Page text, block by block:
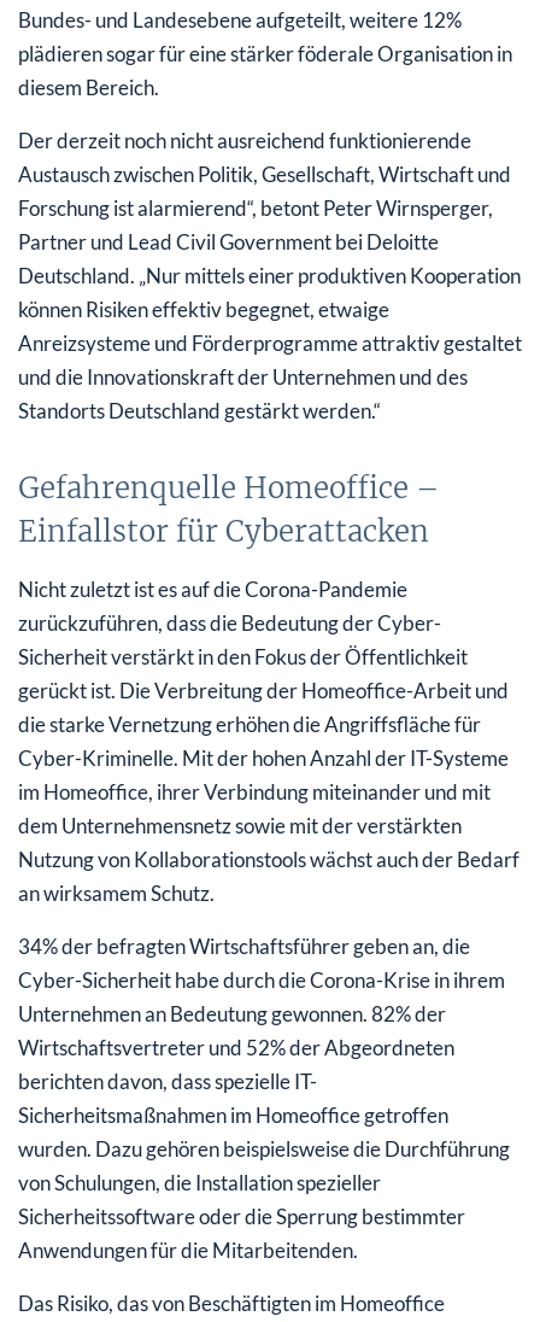
Bundes- und Landesebene aufgeteilt, weitere 12%
plädieren sogar für eine stärker föderale Organisation in
diesem Bereich.
Der derzeit noch nicht ausreichend funktionierende
Austausch zwischen Politik, Gesellschaft, Wirtschaft und
Forschung ist alarmierend“, betont Peter Wirnsperger,
Partner und Lead Civil Government bei Deloitte
Deutschland. „Nur mittels einer produktiven Kooperation
können Risiken effektiv begegnet, etwaige
Anreizsysteme und Förderprogramme attraktiv gestaltet
und die Innovationskraft der Unternehmen und des
Standorts Deutschland gestärkt werden.“
Gefahrenquelle Homeoffice –
Einfallstor für Cyberattacken
Nicht zuletzt ist es auf die Corona-Pandemie
zurückzuführen, dass die Bedeutung der Cyber-
Sicherheit verstärkt in den Fokus der Öffentlichkeit
gerückt ist. Die Verbreitung der Homeoffice-Arbeit und
die starke Vernetzung erhöhen die Angriffsfläche für
Cyber-Kriminelle. Mit der hohen Anzahl der IT-Systeme
im Homeoffice, ihrer Verbindung miteinander und mit
dem Unternehmensnetz sowie mit der verstärkten
Nutzung von Kollaborationstools wächst auch der Bedarf
an wirksamem Schutz.
34% der befragten Wirtschaftsführer geben an, die
Cyber-Sicherheit habe durch die Corona-Krise in ihrem
Unternehmen an Bedeutung gewonnen. 82% der
Wirtschaftsvertreter und 52% der Abgeordneten
berichten davon, dass spezielle IT-
Sicherheitsmaßnahmen im Homeoffice getroffen
wurden. Dazu gehören beispielsweise die Durchführung
von Schulungen, die Installation spezieller
Sicherheitssoftware oder die Sperrung bestimmter
Anwendungen für die Mitarbeitenden.
Das Risiko, das von Beschäftigten im Homeoffice